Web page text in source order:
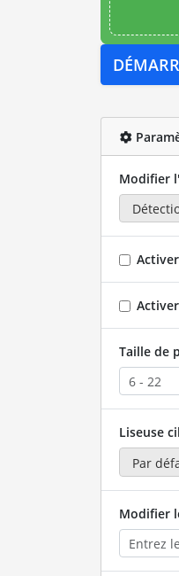
Modifier
Taille de
Liseuse
Modifier